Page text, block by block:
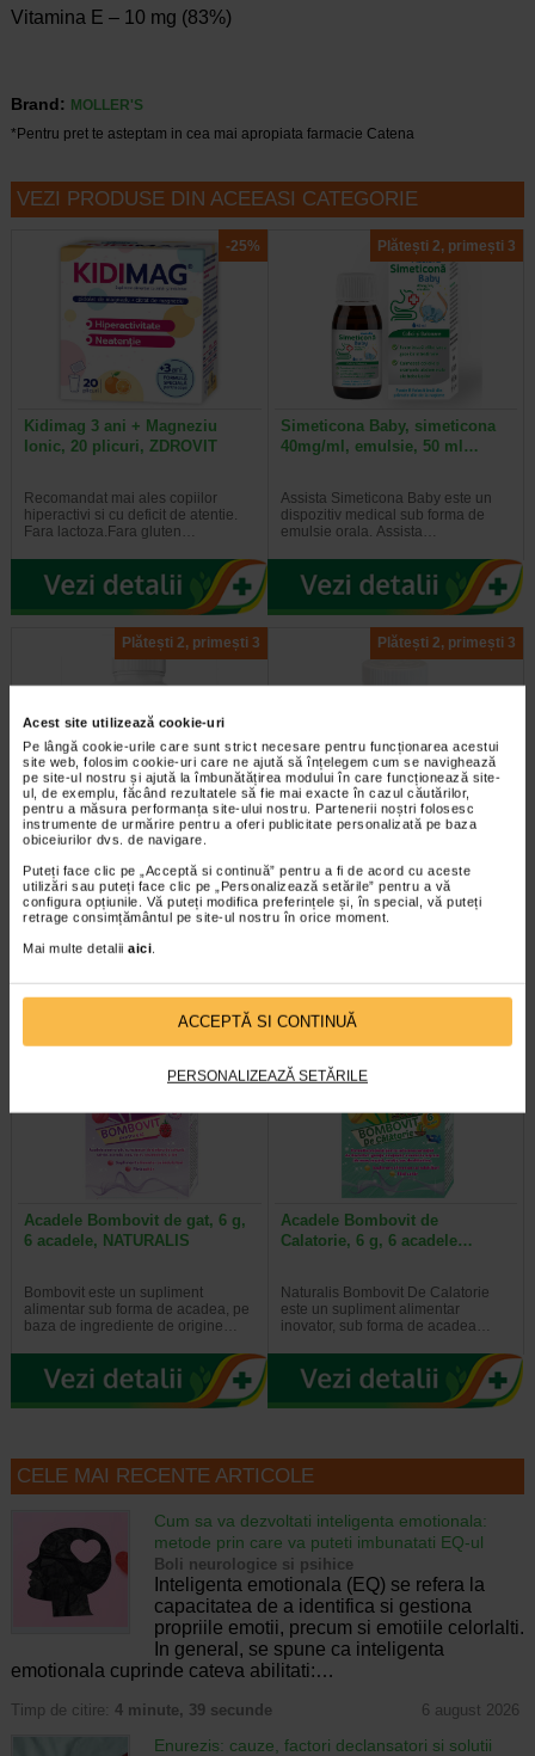
Acest site utilizează cookie-uri
Pe lângă cookie-urile care sunt strict necesare pentru funcționarea acestui
site web, folosim cookie-uri care ne ajută să înțelegem cum se navighează
pe site-ul nostru și ajută la îmbunătățirea modului în care funcționează site-
ul, de exemplu, făcând rezultatele să fie mai exacte în cazul căutărilor,
pentru a măsura performanța site-ului nostru. Partenerii noștri folosesc
instrumente de urmărire pentru a oferi publicitate personalizată pe baza
obiceiurilor dvs. de navigare.
Puteți face clic pe „Acceptă si continuă” pentru a fi de acord cu aceste
utilizări sau puteți face clic pe „Personalizează setările” pentru a vă
configura opțiunile. Vă puteți modifica preferințele și, în special, vă puteți
retrage consimțământul pe site-ul nostru în orice moment.
Mai multe detalii aici.
ACCEPTĂ SI CONTINUĂ
PERSONALIZEAZĂ SETĂRILE
Vitamina E – 10 mg (83%)
Brand: MOLLER'S
*Pentru pret te asteptam in cea mai apropiata farmacie Catena
VEZI PRODUSE DIN ACEEASI CATEGORIE
-25%
Kidimag 3 ani + Magneziu
Ionic, 20 plicuri, ZDROVIT
Recomandat mai ales copiilor
hiperactivi si cu deficit de atentie.
Fara lactoza.Fara gluten…
Plătești 2, primești 3
Simeticona Baby, simeticona
40mg/ml, emulsie, 50 ml…
Assista Simeticona Baby este un
dispozitiv medical sub forma de
emulsie orala. Assista…
Plătești 2, primești 3
Vita-Stelute, 60 jeleuri,
NATURALIS
Naturalis Vita-Stelute jeleuri este
un supliment alimentar vegan, sub
forma de jeleuri cu aroma…
Plătești 2, primești 3
Probiofort, 30 jeleuri, Benesio
Benesio Probiofort Jeleuri are in
compozitie Bacillus subtilis si
Acadele Bombovit de gat, 6 g,
6 acadele, NATURALIS
Bombovit este un supliment
alimentar sub forma de acadea, pe
baza de ingrediente de origine…
Plătești 2, primești 3
Acadele Bombovit de
Calatorie, 6 g, 6 acadele…
Naturalis Bombovit De Calatorie
este un supliment alimentar
inovator, sub forma de acadea…
CELE MAI RECENTE ARTICOLE
Cum sa va dezvoltati inteligenta emotionala:
metode prin care va puteti imbunatati EQ-ul
Boli neurologice si psihice
Inteligenta emotionala (EQ) se refera la
capacitatea de a identifica si gestiona
propriile emotii, precum si emotiile celorlalti.
In general, se spune ca inteligenta
emotionala cuprinde cateva abilitati:…
Timp de citire: 4 minute, 39 secunde 6 august 2026
Enurezis: cauze, factori declansatori si solutii